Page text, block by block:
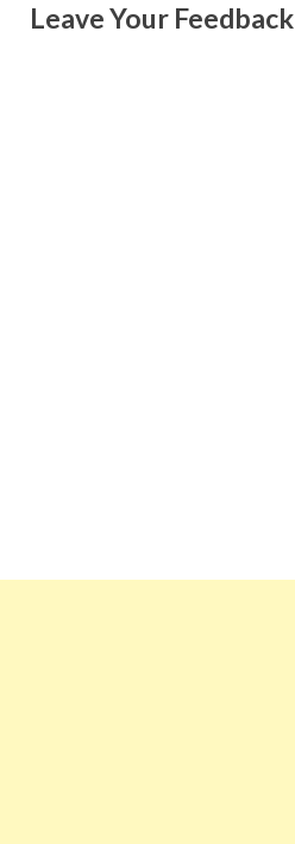
Leave Your Feedback